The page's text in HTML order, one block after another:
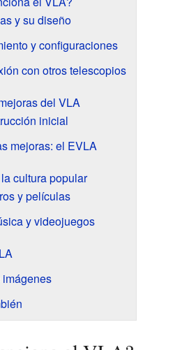
y su diseño
y configuraciones
con otros telescopios
del VLA
inicial
mejoras: el EVLA
cultura popular
y películas
y videojuegos